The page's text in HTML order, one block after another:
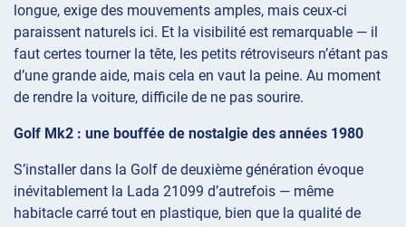
longue, exige des mouvements amples, mais ceux-ci
paraissent naturels ici. Et la visibilité est remarquable — il
faut certes tourner la tête, les petits rétroviseurs n’étant pas
d’une grande aide, mais cela en vaut la peine. Au moment
de rendre la voiture, difficile de ne pas sourire.
Golf Mk2 : une bouffée de nostalgie des années 1980
S’installer dans la Golf de deuxième génération évoque
inévitablement la Lada 21099 d’autrefois — même
habitacle carré tout en plastique, bien que la qualité de